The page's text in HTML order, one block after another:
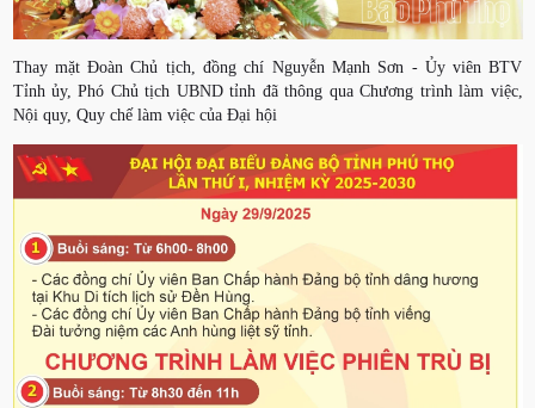
Thay mặt Đoàn Chủ tịch, đồng chí Nguyễn Mạnh Sơn - Ủy viên BTV
Tỉnh ủy, Phó Chủ tịch UBND tỉnh đã thông qua Chương trình làm việc,
Nội quy, Quy chế làm việc của Đại hội